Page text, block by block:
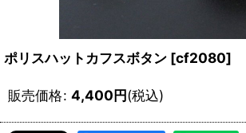
ポリスハットカフスボタン [cf2080]
販売価格: 4,400円(税込)